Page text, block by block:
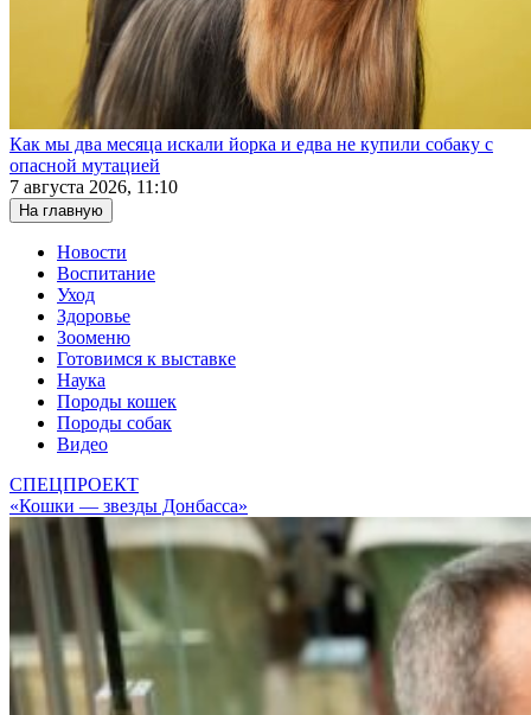
Как мы два месяца искали йорка и едва не купили собаку с
опасной мутацией
7 августа 2026, 11:10
На главную
Новости
Воспитание
Уход
Здоровье
Зооменю
Готовимся к выставке
Наука
Породы кошек
Породы собак
Видео
СПЕЦПРОЕКТ
«Кошки — звезды Донбасса»